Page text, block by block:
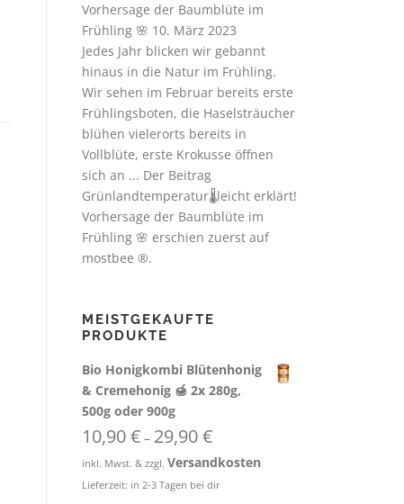
Vorhersage der Baumblüte im
Frühling 🌸 10. März 2023
Jedes Jahr blicken wir gebannt
hinaus in die Natur im Frühling.
Wir sehen im Februar bereits erste
Frühlingsboten, die Haselsträucher
blühen vielerorts bereits in
Vollblüte, erste Krokusse öffnen
sich an ... Der Beitrag
Grünlandtemperatur🌡️leicht erklärt!
Vorhersage der Baumblüte im
Frühling 🌸 erschien zuerst auf
mostbee ®.
MEISTGEKAUFTE
PRODUKTE
Bio Honigkombi Blütenhonig
& Cremehonig 🍯 2x 280g,
500g oder 900g
10,90€ – 29,90€
inkl. Mwst. & zzgl. Versandkosten
Lieferzeit: in 2-3 Tagen bei dir